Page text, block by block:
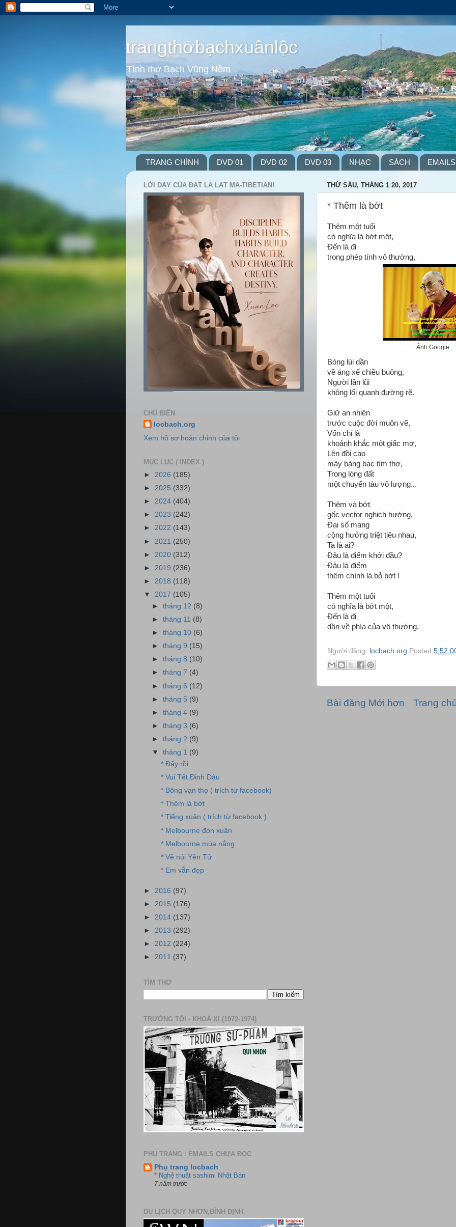
trangthơbạchxuânlộc
Tình thơ Bạch Vũng Nồm
TRANG CHÍNH DVD 01 DVD 02 DVD 03 NHẠC SÁCH EMAILS
THỨ SÁU, THÁNG 1 20, 2017
* Thêm là bớt
Thêm một tuổi
có nghĩa là bớt một,
Đến là đi
trong phép tính vô thường,
Ảnh Google
Bóng lùi dần
về áng xế chiều buông,
Người lần lũi
không lối quanh đường rẽ.
Giữ an nhiên
trước cuộc đời muôn vẽ,
Vốn chỉ là
khoảnh khắc một giấc mơ,
Lên đồi cao
mây bàng bạc tìm thơ,
Trong lòng đất
một chuyến tàu vô lượng...
Thêm và bớt
gốc vector nghịch hướng,
Đại số mang
cộng hưởng triệt tiêu nhau,
Ta là ai?
Đâu là điểm khởi đầu?
Đâu là điểm
thêm chính là bỏ bớt !
Thêm một tuổi
có nghĩa là bớt một,
Đến là đi
dần về phía của vô thường.
Người đăng: locbach.org Posted
Bài đăng Mới hơn Trang
LỜI DẠY CỦA ĐẠT LA LẠT MA-TIBETIAN!
CHỦ BIÊN
locbach.org
Xem hồ sơ hoàn chỉnh của tôi
MỤC LỤC ( INDEX )
► 2026 (185)
► 2025 (332)
► 2024 (404)
► 2023 (242)
► 2022 (143)
► 2021 (250)
► 2020 (312)
► 2019 (236)
► 2018 (118)
▼ 2017 (105)
►tháng 12 (8)
►tháng 11 (8)
►tháng 10 (6)
►tháng 9 (15)
►tháng 8 (10)
►tháng 7 (4)
►tháng 6 (12)
►tháng 5 (9)
►tháng 4 (9)
►tháng 3 (6)
►tháng 2 (9)
▼tháng 1 (9)
* Đấy rồi...
* Vui Tết Đinh Dậu
* Bông vạn thọ ( trích từ facebook)
* Thêm là bớt
* Tiếng xuân ( trích từ facebook ).
* Melbourne đón xuân
* Melbourne mùa nắng
* Về núi Yên Tử
* Em vẫn đẹp
► 2016 (97)
► 2015 (176)
► 2014 (137)
► 2013 (292)
► 2012 (224)
► 2011 (37)
TÌM THƠ
TRƯỜNG TÔI - KHOÁ XI (1972-1974)
PHỤ TRANG : EMAILS CHƯA ĐỌC
Phụ trang locbach
* Nghệ thuật sashimi Nhật Bản
7 năm trước
DU LỊCH QUY NHƠN,BÌNH ĐỊNH